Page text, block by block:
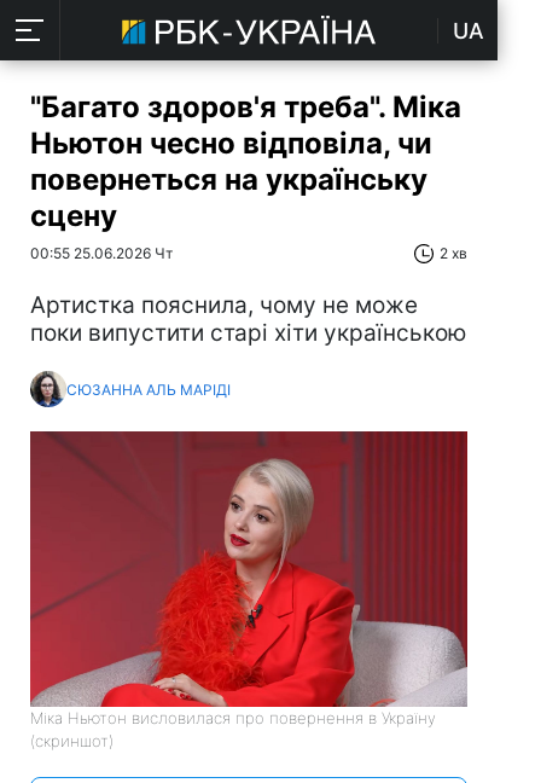
UA
"Багато здоров'я треба". Міка
Ньютон чесно відповіла, чи
повернеться на українську
сцену
00:55 25.06.2026 Чт 2 хв
Артистка пояснила, чому не може
поки випустити старі хіти українською
СЮЗАННА АЛЬ МАРІДІ
Міка Ньютон висловилася про повернення в Україну
(скриншот)